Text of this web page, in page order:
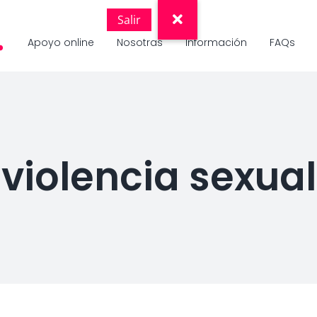
Apoyo online Nosotras Información FAQs
violencia sexual